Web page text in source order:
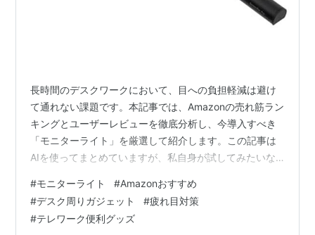
長時間のデスクワークにおいて、目への負担軽減は避け
て通れない課題です。本記事では、Amazonの売れ筋ラン
キングとユーザーレビューを徹底分析し、今導入すべき
「モニターライト」を厳選して紹介します。この記事は
AIを使ってまとめていますが、私自身が試してみたいな
ーンバー) 特徴 メリット 自動調光機能 周囲の明るさに合
わせて最適化 非対称光学設計 画面の反射を抑え、目への
刺激を最小限に こんな人におすすめ： 予算よりも最高品
#モニターライト #Amazonおすすめ
#デスク周りガジェット #疲れ目対策
#テレワーク便利グッズ